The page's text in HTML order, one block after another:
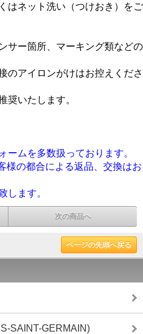
はネット洗い（つけおき）をご
サー箇所、マーキング類などの
のアイロンがけはお控えくださ
奨いたします。
ームを多数扱っております。
様の都合による返品、交換はお
します。
次の商品へ
ページの先頭へ戻る
SAINT-GERMAIN)